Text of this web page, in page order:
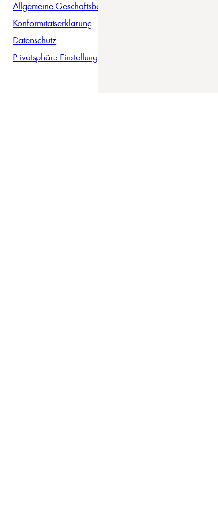
Allgemeine Geschäftsbedingungen
Konformitätserklärung
Datenschutz
Privatsphäre Einstellungen